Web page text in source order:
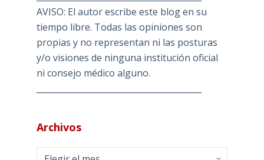
AVISO: El autor escribe este blog en su
tiempo libre. Todas las opiniones son
propias y no representan ni las posturas
y/o visiones de ninguna institución oficial
ni consejo médico alguno.
Archivos
Archivos